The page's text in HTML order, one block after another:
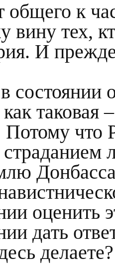
общего к
вину тех,
И прежде
состоянии
таковая
Потому что
оценить
дать
делаете?